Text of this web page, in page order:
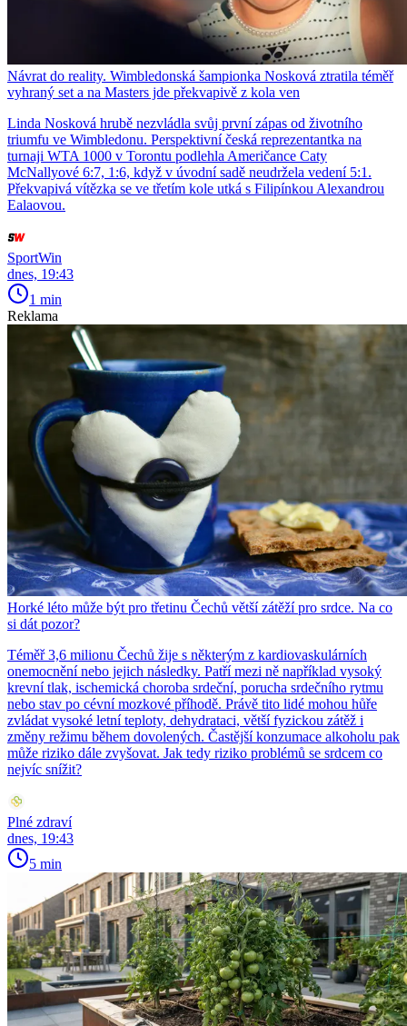
Návrat do reality. Wimbledonská šampionka Nosková ztratila téměř
vyhraný set a na Masters jde překvapivě z kola ven
Linda Nosková hrubě nezvládla svůj první zápas od životního
triumfu ve Wimbledonu. Perspektivní česká reprezentantka na
turnaji WTA 1000 v Torontu podlehla Američance Caty
McNallyové 6:7, 1:6, když v úvodní sadě neudržela vedení 5:1.
Překvapivá vítězka se ve třetím kole utká s Filipínkou Alexandrou
Ealaovou.
SportWin
dnes, 19:43
1 min
Reklama
Horké léto může být pro třetinu Čechů větší zátěží pro srdce. Na co
si dát pozor?
Téměř 3,6 milionu Čechů žije s některým z kardiovaskulárních
onemocnění nebo jejich následky. Patří mezi ně například vysoký
krevní tlak, ischemická choroba srdeční, porucha srdečního rytmu
nebo stav po cévní mozkové příhodě. Právě tito lidé mohou hůře
zvládat vysoké letní teploty, dehydrataci, větší fyzickou zátěž i
změny režimu během dovolených. Častější konzumace alkoholu pak
může riziko dále zvyšovat. Jak tedy riziko problémů se srdcem co
nejvíc snížit?
Plné zdraví
dnes, 19:43
5 min